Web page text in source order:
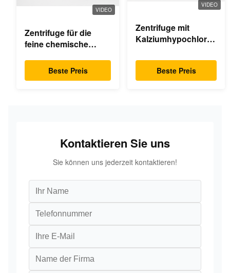
VIDEO
Zentrifuge für die
feine chemische
Beste Preis
VIDEO
Zentrifuge mit
Kalziumhypochlorid-
Beste Preis
Kontaktieren Sie uns
Sie können uns jederzeit kontaktieren!